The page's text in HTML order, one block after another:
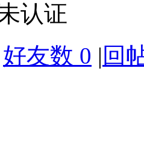
认证
好友数 0 | 回